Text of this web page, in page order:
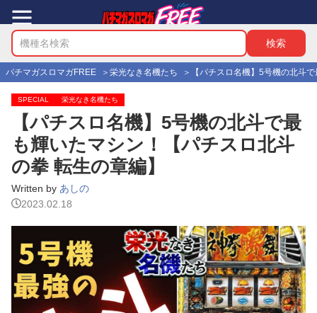
パチマガスロマガFREE 栄光なき名機たち 【パチスロ名機】5号機の北斗
SPECIAL 栄光なき名機たち
【パチスロ名機】5号機の北斗で最
も輝いたマシン！【パチスロ北斗
の拳 転生の章編】
Written by あしの
2023.02.18